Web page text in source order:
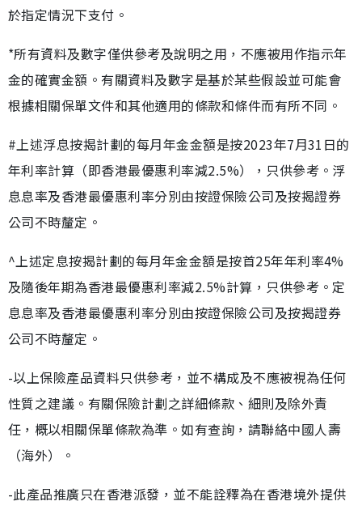
於指定情況下支付。
*所有資料及數字僅供參考及說明之用，不應被用作指示年
金的確實金額。有關資料及數字是基於某些假設並可能會
根據相關保單文件和其他適用的條款和條件而有所不同。
#上述浮息按揭計劃的每月年金金額是按2023年7月31日的
年利率計算（即香港最優惠利率減2.5%），只供參考。浮
息息率及香港最優惠利率分別由按證保險公司及按揭證券
公司不時釐定。
^上述定息按揭計劃的每月年金金額是按首25年年利率4%
及隨後年期為香港最優惠利率減2.5%計算，只供參考。定
息息率及香港最優惠利率分別由按證保險公司及按揭證券
公司不時釐定。
-以上保險產品資料只供參考，並不構成及不應被視為任何
性質之建議。有關保險計劃之詳細條款、細則及除外責
任，概以相關保單條款為準。如有查詢，請聯絡中國人壽
（海外）。
-此產品推廣只在香港派發，並不能詮釋為在香港境外提供